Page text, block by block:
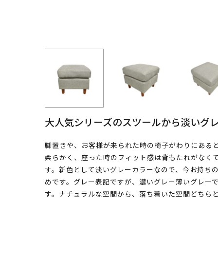
大人気シリーズのスツールから淡いグ
脚置きや、お客様が来られた時の椅子がわりにある
柔らかく、座った時のフィット感は背もたれがなく
す。新色として淡いグレーカラーなので、今お持ち
めです。グレー表記ですが、濃いグレー薄いグレー
す。ナチュラルな空間から、落ち着いた空間どちら